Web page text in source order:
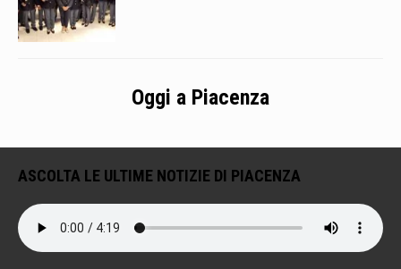
Oggi a Piacenza
ASCOLTA LE ULTIME NOTIZIE DI PIACENZA